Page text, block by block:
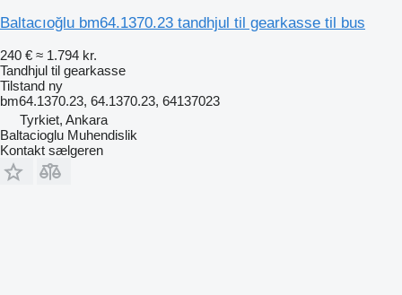
Baltacıoğlu bm64.1370.23 tandhjul til gearkasse til bus
240 € ≈ 1.794 kr.
Tandhjul til gearkasse
Tilstand ny
bm64.1370.23, 64.1370.23, 64137023
Tyrkiet, Ankara
Baltacioglu Muhendislik
Kontakt sælgeren